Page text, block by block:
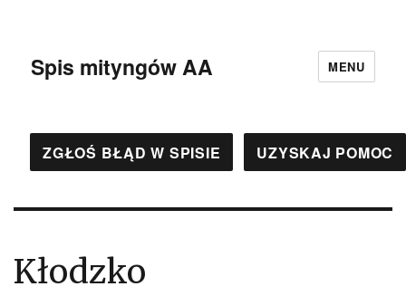
Spis mityngów AA MENU
ZGŁOŚ BŁĄD W SPISIE UZYSKAJ POMOC
Kłodzko